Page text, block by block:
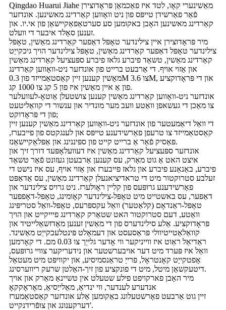
Qingdao Huarui Jiahe מאַשינערי קאָו, לטד איז פאַכמאַן פּראָדוצירן
פֿאַר פאַרשידן טייפּס פון ניט וואָווען קאַרדינג מאשינען. אונדזער
קאַרדינג מאשינען האָבן באקומען סע סערטאַפאַקיישאַן פון אי.יו. און
זענען סאָלד איבער די וועלט.
מיר פּראָדוצירן איין צילינדער טאָפּל דאַפער קאַרדינג מאַשין, טאָפּל
צילינדער טאָפּל דאַפער קאַרדינג מאַשין, טאָפּל צילינדער הויך גיכקייַט
קאַרדינג מאַשין, טשאַד פיברע גלאז פיברע ספּעציעל קאַרדינג מאַשין
און אַזוי אויף. די אַרבעט ברייט פון אונדזער ניט-וואָווען קאַרדינג
מאַשין קענען זיין קאַסטאַמייזד פון 0.3M צו 3.6M, און די פּראָדוקציע
פון ​​​​אַ איין מאַשין איז פון 5 קג צו 1000 קג.
אונדזער ניט-וואָווען קאַרדינג מאַשין קענען צושטעלן אַוטאָ-לעוועלער
צו מאַכן די געשאפן וואַטע וועב מער מונדיר און ענשור די קוואַליטעט
פון די פּראָדוקט;
די וואַל דיאַמעטער פון אונדזער ניט-וואָווען קאַרדינג מאַשין קענען זיין
קאַסטאַמייזד צו טרעפן פאַרשידענע טייפּס און לענגקטס פון פייבערז,
פּאַסיק פֿאַר אַ ברייט קייט פון ספּיננינג און אַפּלאַקיישאַנז.
אונדזער ספּעציעל קאַרדינג מאַשין איז דעוועלאָפּעד דורך זיך און
איצט האט אַ גוט מאַרק, עס קענען אַרבעטן געזונט פֿאַר טשאַד
פיברע, באַנאַנע פיברע און גלאז פייבערז און אַזוי אויף, עס איז נישט די
זעלבע סטרוקטור מיט די טראדיציאנעלן קאַרדינג מאַשין, עס אַדאַפּט
פאַרשידענע גרופּעס פון קליין ראָולערז. ניט גרויס צילינדער און
דאַפער, עס באשטייט מיט טאָפּל-צילינדער קאָומינג, טאָפּל-דאָפפער
טאָפּל-ראַנדאָם (קלאַטער) וואַל עקספּרעס, טאָפּל-וואַל סטריפּינג
וואַטע, דעם סטרוקטור האט שטאַרק קאַרדינג פיייקייט און הויך
פּראָדוקציע. אַלע סילינדערס פון די מאַשין זענען מאַדזשאַלייטיד און
קוואַלאַטייטיוולי פּראַסעסט און דעמאָלט פּינטלעכקייַט מאַשינד.
ראַדיאַל ראַוט איז ווייניקער ווי אָדער גלייַך צו 0.03 מם. די קאָרמען
וואַל איז פּערד מיט דער אויבערשטער און נידעריקער צוויי גרופּעס,
אָפטקייַט קאָנטראָל, פרייַ טראַנסמיסיע, און יקוויפּט מיט מעטאַל
דיטעקשאַן מיטל, מיט די פונקציע פון ​​זיך-האַלטן שרעק ריווערסינג.
מיר האָבן פארקויפט פילע שטעלט אין טשיינאַ מאַרק און אויך
אנדערע לענדער, ווי ינדיאַ, מאַלייַסיאַ, מאָראָקקאָ
זיין גוט אַרבעט פאָרשטעלונג באַקומען אַלע אונדזער קאַסטאַמערז
'דערקענונג און צופֿרידנקייט.